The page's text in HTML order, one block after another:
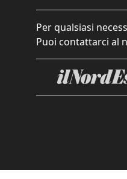
Per qualsiasi
Puoi contattarci al